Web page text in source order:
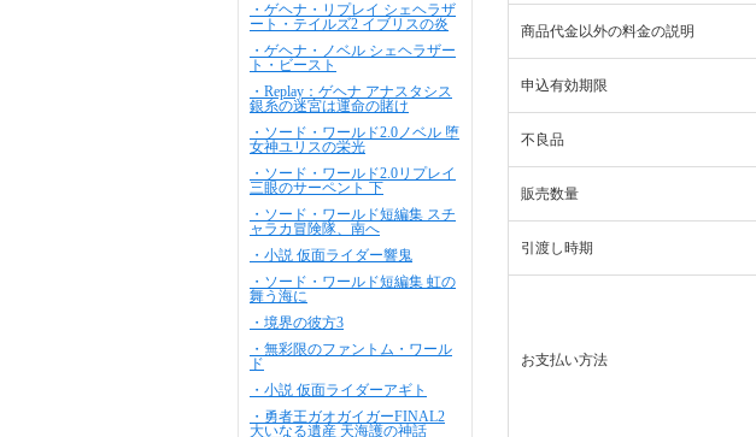
・ゲヘナ・リプレイ シェヘラザ
ート・テイルズ2 イブリスの炎
・ゲヘナ・ノベル シェヘラザー
ト・ビースト
・Replay：ゲヘナ アナスタシス
銀糸の迷宮は運命の賭け
・ソード・ワールド2.0ノベル 堕
女神ユリスの栄光
・ソード・ワールド2.0リプレイ
三眼のサーペント 下
・ソード・ワールド短編集 スチ
ャラカ冒険隊、南へ
・小説 仮面ライダー響鬼
・ソード・ワールド短編集 虹の
舞う海に
・境界の彼方3
・無彩限のファントム・ワール
ド
・小説 仮面ライダーアギト
・勇者王ガオガイガーFINAL2
大いなる遺産 天海護の神話
商品代金以外の料金の説明
申込有効期限
不良品
販売数量
引渡し時期
お支払い方法